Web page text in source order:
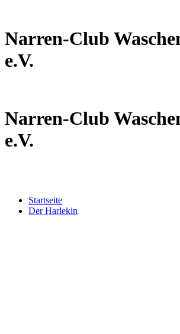
Narren-Club
e.V.
Narren-Club
e.V.
Startseite
Der Harlekin